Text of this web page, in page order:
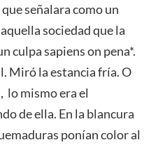
señalara como un
sociedad que la
culpa sapiens on pena*.
Miró la estancia fría. O
lo mismo era el
de ella. En la blancura
ponían color al